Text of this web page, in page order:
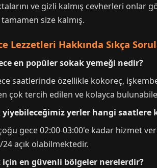
ve gizli kalmış cevherleri onlar
size kalmış.
Lezzetleri Hakkında Sıkça
en popüler sokak yemeği nedir?
saatlerinde özellikle kokoreç,
çok tercih edilen ve kolayca
yiyebileceğimiz yerler hangi saatlere
gece 02:00-03:00'e kadar hizmet
açık olabilmektedir.
için en güvenli bölgeler nerelerdir?